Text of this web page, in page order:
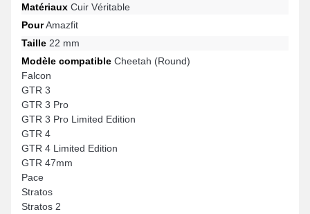
Matériaux Cuir Véritable
PourAmazfit
Taille 22 mm
Modèle compatible Cheetah (Round)
Falcon
GTR 3
GTR 3 Pro
GTR 3 Pro Limited Edition
GTR 4
GTR 4 Limited Edition
GTR 47mm
Pace
Stratos
Stratos 2